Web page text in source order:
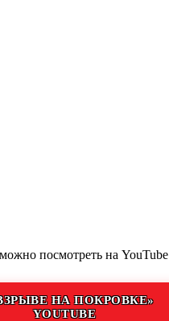
посмотреть на YouTube
НА ПОКРОВКЕ»
YOUTUBE